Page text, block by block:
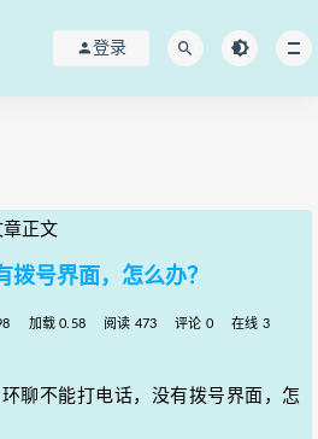
登录
章正文
号界面，怎么办？
加载 0.58 阅读 473 评论 0 在线 3
聊不能打电话，没有拨号界面，怎